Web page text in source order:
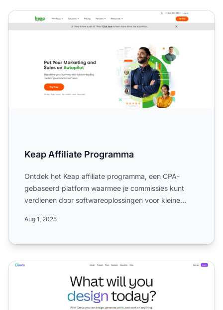
Keap Affiliate Programma
Keap Affiliate Programma
Ontdek het Keap affiliate programma, een CPA-
gebaseerd platform waarmee je commissies kunt
verdienen door softwareoplossingen voor kleine
Aug 1, 2025
Canva Affiliate Program